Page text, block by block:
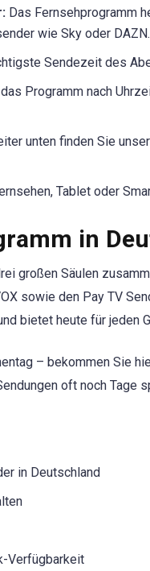
Das Fernsehprogramm
wie Sky oder DAZN.
Sendezeit des
Programm nach
unten finden Sie
Tablet oder
in
großen Säulen
sowie den Pay TV
bietet heute für jeden
– bekommen Sie
oft noch Tage
in Deutschland
Verfügbarkeit